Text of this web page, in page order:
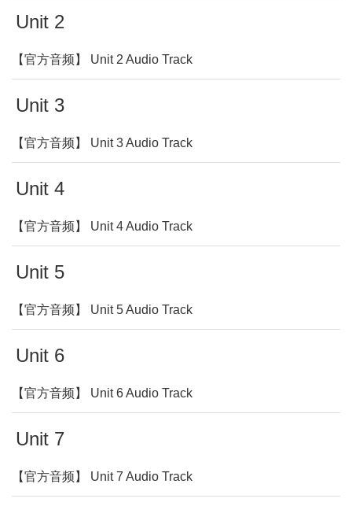
Unit 2
【官方音频】 Unit 2 Audio Track
Unit 3
【官方音频】 Unit 3 Audio Track
Unit 4
【官方音频】 Unit 4 Audio Track
Unit 5
【官方音频】 Unit 5 Audio Track
Unit 6
【官方音频】 Unit 6 Audio Track
Unit 7
【官方音频】 Unit 7 Audio Track